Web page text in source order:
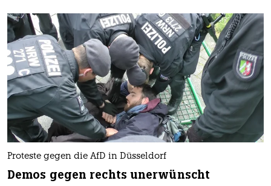
Proteste gegen die AfD in Düsseldorf
Demos gegen rechts unerwünscht